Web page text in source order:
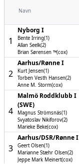
Navn
1
Nyborg I
Bente Irring(1)
Allan Seelk(2)
Brian Sørensen ™(cox)
2
Aarhus/­Rønne I
Kurt Jensen(1)
Torben Vesth Hansen(2)
Anne M. Storm(cox)
4
Malmö Roddklubb I
(SWE)
Magnus Strömsnäs(1)
Svyatoslav Nikiforov(2)
Marieke Beke(cox)
3
Aarhus/­DSR/­Rønne I
Geert Olsen(1)
Marianne Stæhr Olsen(2)
Jeppe Mark Meinert(cox)